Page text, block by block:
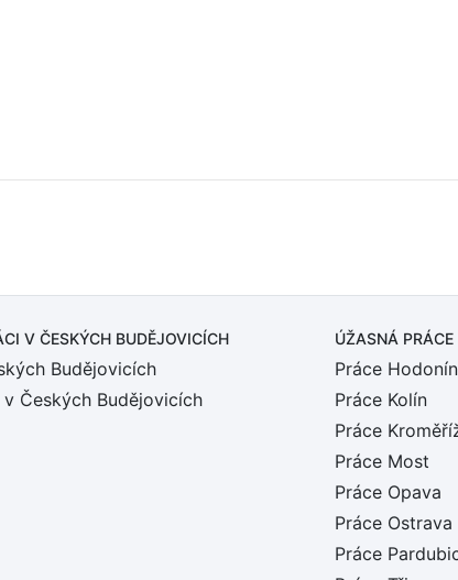
V ČESKÝCH BUDĚJOVICÍCH
Budějovicích
Českých Budějovicích
ÚŽASNÁ PRÁCE
Práce Hodonín
Práce Kolín
Práce
Práce Most
Práce Opava
Práce Ostrava
Práce